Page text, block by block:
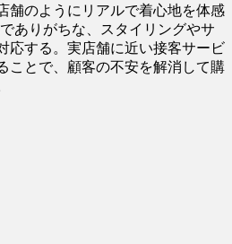
舗のようにリアルで着心地を体感
ありがちな、スタイリングやサ
応する。実店舗に近い接客サービ
ことで、顧客の不安を解消して購